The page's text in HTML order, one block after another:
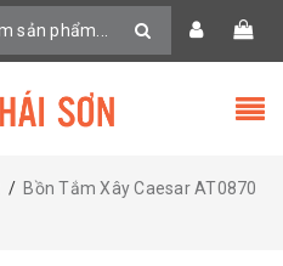
/ Bồn Tắm Xây Caesar AT0870